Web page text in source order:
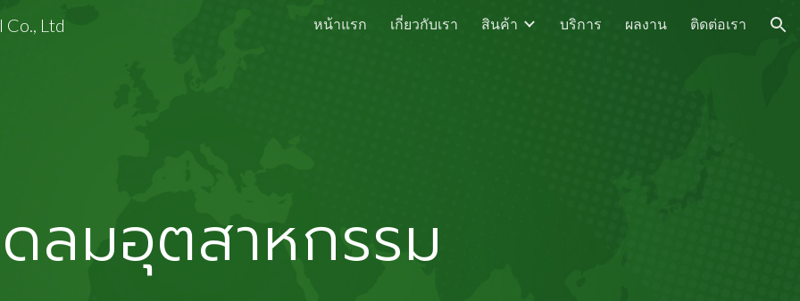
to main content Skip to navigation
Ltd หน้าแรก เกี่ยวกับเรา สินค้า บริการ ผลงาน ติดต่อเรา
ลมอุตสาหกรรม